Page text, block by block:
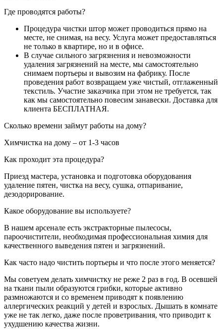
Где проводятся работы?
Процедура чистки штор может проводиться прямо на
месте, не снимая, на весу. Услуга может предоставляться
не только в квартире, но и в офисе.
В случае сильного загрязнения и невозможности
удаления загрязнений на месте, мы самостоятельно
снимаем портьеры и вывозим на фабрику. После
проведения работ возвращаем уже чистый, отглаженный
текстиль. Участие заказчика при этом не требуется, так
как мы самостоятельно повесим занавески. Доставка для
клиента БЕСПЛАТНАЯ.
Сколько времени займут работы на дому?
Химчистка на дому – от 1-3 часов
Как проходит эта процедура?
Приезд мастера, установка и подготовка оборудования
удаление пятен, чистка на весу, сушка, отпаривание,
дезодорирование.
Какое оборудование вы используете?
В нашем арсенале есть экстракторные пылесосы,
пароочистители, необходимая профессиональная химия для
качественного выведения пятен и загрязнений.
Как часто надо чистить портьеры и что после этого меняется?
Мы советуем делать химчистку не реже 2 раз в год. В осевшей
на ткани пыли образуются грибки, которые активно
размножаются и со временем приводят к появлению
аллергических реакций у детей и взрослых. Дышать в комнате
уже не так легко, даже после проветривания, что приводит к
ухудшению качества жизни.